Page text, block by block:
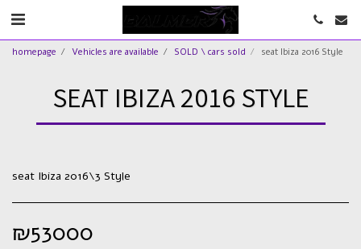
homepage Vehicles are available SOLD \ cars sold seat Ibiza 2016 Style
SEAT IBIZA 2016 STYLE
seat Ibiza 2016\3 Style
₪53000